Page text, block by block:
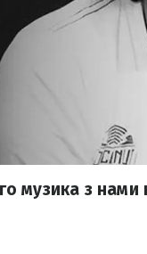
музика з